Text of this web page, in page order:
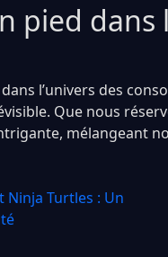
pied
l’univers des
Que nous
mélangeant
Ninja Turtles : Un